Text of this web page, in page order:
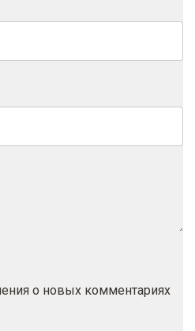
о новых комментариях